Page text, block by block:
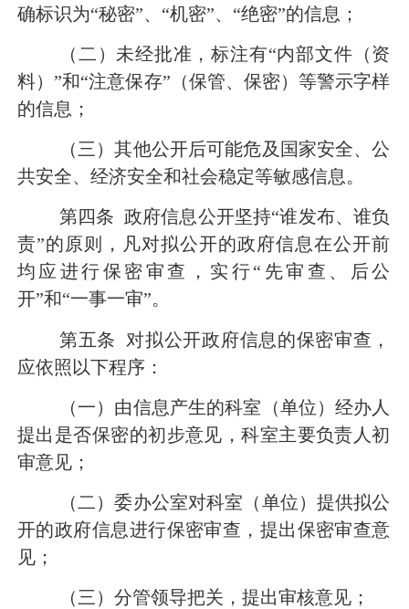
确标识为“秘密”、“机密”、“绝密”的信息；
（二）未经批准，标注有“内部文件（资
料）”和“注意保存”（保管、保密）等警示字样
的信息；
（三）其他公开后可能危及国家安全、公
共安全、经济安全和社会稳定等敏感信息。
第四条 政府信息公开坚持“谁发布、谁负
责”的原则，凡对拟公开的政府信息在公开前
均应进行保密审查，实行“先审查、后公
开”和“一事一审”。
第五条
对拟公开政府信息的保密审查，
应依照以下程序：
（一）由信息产生的科室（单位）经办人
提出是否保密的初步意见，科室主要负责人初
审意见；
（二）委办公室对科室（单位）提供拟公
开的政府信息进行保密审查，提出保密审查意
见；
（三）分管领导把关，提出审核意见；